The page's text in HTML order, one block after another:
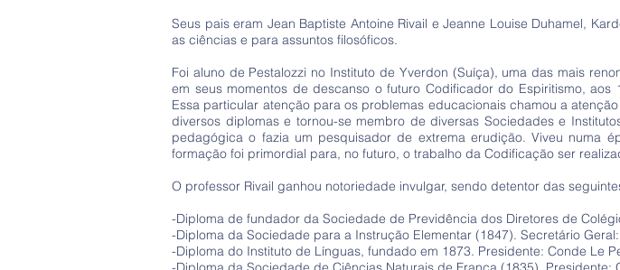
Seus pais eram Jean Baptiste Antoine Rivail e Jeanne Louise Duhamel,
as ciências e para assuntos filosóficos.
Foi aluno de Pestalozzi no Instituto de Yverdon (Suíça), uma das mais
em seus momentos de descanso o futuro Codificador do Espiritismo,
Essa particular atenção para os problemas educacionais chamou a
diversos diplomas e tornou-se membro de diversas Sociedades e
pedagógica o fazia um pesquisador de extrema erudição. Viveu numa
formação foi primordial para, no futuro, o trabalho da Codificação ser
O professor Rivail ganhou notoriedade invulgar, sendo detentor das
-Diploma de fundador da Sociedade de Previdência dos Diretores de
-Diploma da Sociedade para a Instrução Elementar (1847). Secretário
-Diploma do Instituto de Línguas, fundado em 1873. Presidente: Conde Le